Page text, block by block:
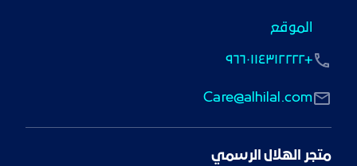
الموقع
Care@alhilal.com
+٩٦٦٠١١٤٣١٢٢٢٢
متجر الهلال الرسمي